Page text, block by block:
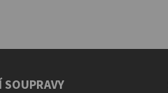
SOUPRAVY